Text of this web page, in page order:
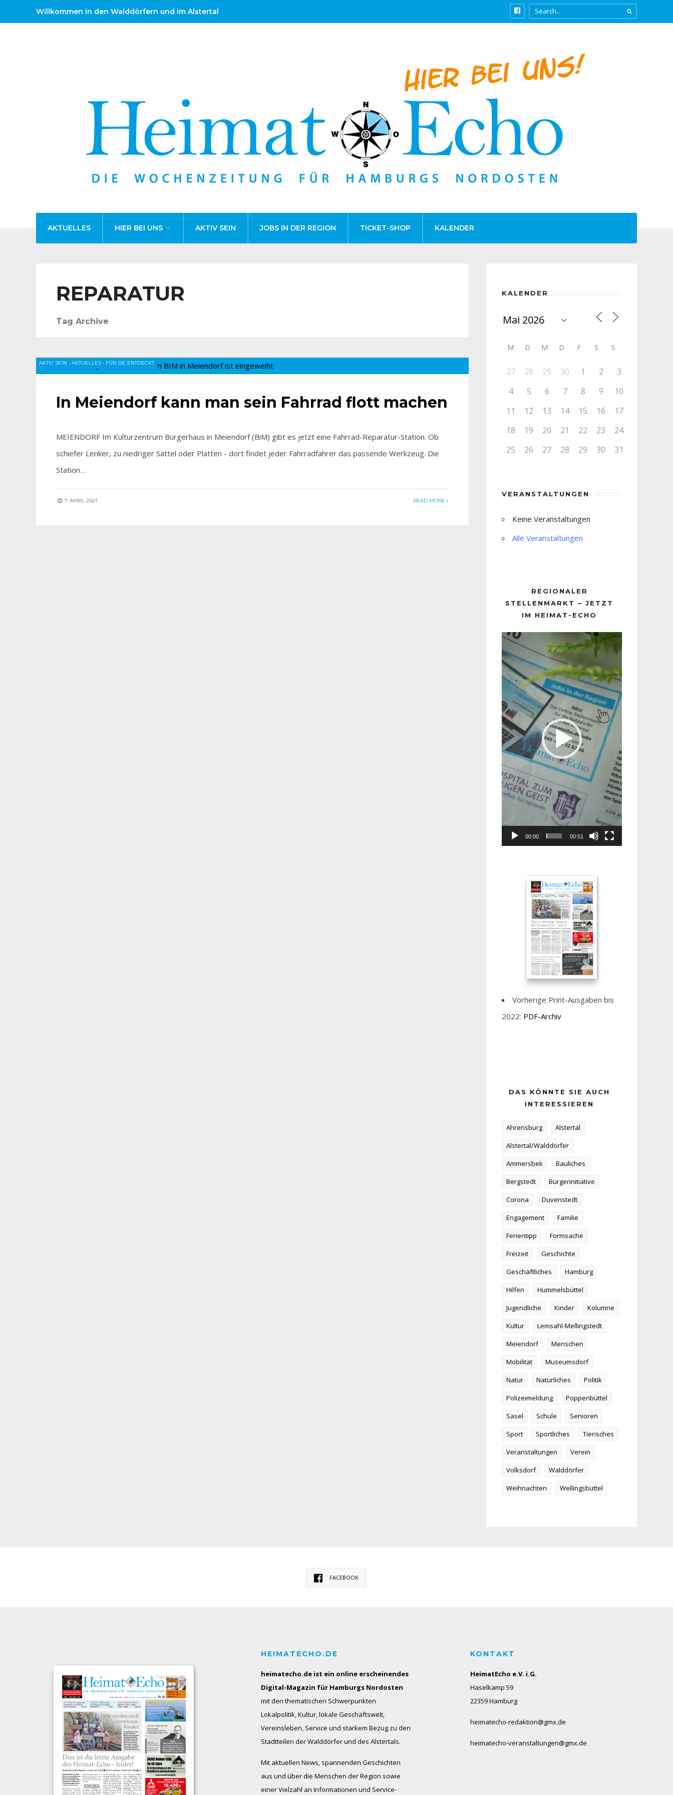
Willkommen in den Walddörfern und im Alstertal
AKTUELLES HIER BEI UNS AKTIV SEIN JOBS IN DER REGION TICKET-SHOP KALENDER
REPARATUR
Tag Archive
AKTIV SEIN • AKTUELLES • FÜR SIE ENTDECKT
In Meiendorf kann man sein Fahrrad flott machen
MEIENDORF Im Kulturzentrum Bürgerhaus in Meiendorf (BiM) gibt es jetzt eine Fahrrad-Reparatur-Station. Ob
schiefer Lenker, zu niedriger Sattel oder Platten - dort findet jeder Fahrradfahrer das passende Werkzeug. Die
Station…
7. APRIL 2021 READ MORE
KALENDER
M D M D F S S
27 28 29 30 1 2
3
4
5 6 7 8 9
10
11
12 13 14 15 16
17
18
19 20 21 22 23
24
25
26 27 28 29 30 31
VERANSTALTUNGEN
Keine Veranstaltungen
Alle Veranstaltungen
REGIONALER
STELLENMARKT – JETZT
IM HEIMAT-ECHO
Player
00:00 00:51
Vorherige Print-Ausgaben bis
2022: PDF-Archiv
DAS KÖNNTE SIE AUCH
INTERESSIEREN
Ahrensburg
Alstertal
Alstertal/Walddörfer
Ammersbek
Bauliches
Bergstedt
Bürgerinitiative
Corona
Duvenstedt
Engagement
Familie
Ferientipp
Formsache
Freizeit
Geschichte
Geschäftliches
Hamburg
Hilfen
Hummelsbüttel
Jugendliche
Kinder
Kolumne
Kultur
Lemsahl-Mellingstedt
Meiendorf
Menschen
Mobilität
Museumsdorf
Natur
Natürliches
Politik
Polizeimeldung
Poppenbüttel
Sasel
Schule
Senioren
Sport
Sportliches
Tierisches
Veranstaltungen
Verein
Volksdorf
Walddörfer
Weihnachten
Wellingsbüttel
FACEBOOK
HEIMATECHO.DE
heimatecho.de ist ein online erscheinendes
Digital-Magazin für Hamburgs Nordosten
mit den thematischen Schwerpunkten
Lokalpolitik, Kultur, lokale Geschäftswelt,
Vereinsleben, Service und starkem Bezug zu den
Stadtteilen der Walddörfer und des Alstertals.
Mit aktuellen News, spannenden Geschichten
aus und über die Menschen der Region sowie
einer Vielzahl an Informationen und Service-
KONTAKT
HeimatEcho e.V. i.G.
Haselkamp 59
22359 Hamburg
heimatecho-redaktion@gmx.de
heimatecho-veranstaltungen@gmx.de